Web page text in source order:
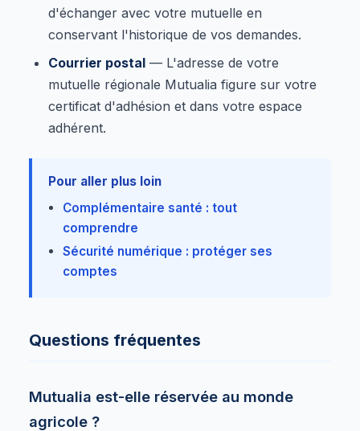
d'échanger avec votre mutuelle en
conservant l'historique de vos demandes.
Courrier postal — L'adresse de votre
mutuelle régionale Mutualia figure sur votre
certificat d'adhésion et dans votre espace
adhérent.
Pour aller plus loin
Complémentaire santé : tout
comprendre
Sécurité numérique : protéger ses
comptes
Questions fréquentes
Mutualia est-elle réservée au monde
agricole ?